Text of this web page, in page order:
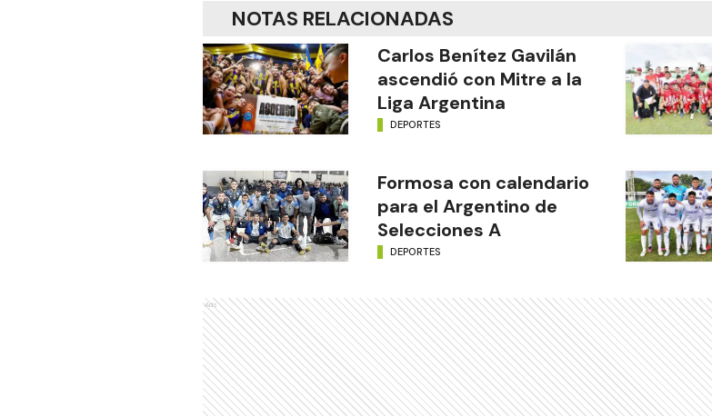
NOTAS RELACIONADAS
Carlos Benítez Gavilán
ascendió con Mitre a la
Liga Argentina
DEPORTES
Formosa con calendario
para el Argentino de
Selecciones A
DEPORTES
Ads